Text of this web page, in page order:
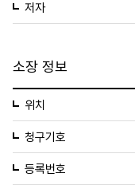
저자
소장 정보
위치
청구기호
등록번호